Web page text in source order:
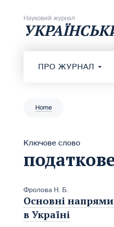
Науковий журнал
ПРО ЖУРНАЛ
Home
Ключове слово
Фролова Н. Б.
Основні
в Україні